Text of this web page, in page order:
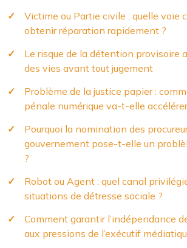
Victime ou Partie civile : quelle voie
obtenir réparation rapidement ?
Le risque de la détention provisoire
des vies avant tout jugement
Problème de la justice papier :
pénale numérique va-t-elle
Pourquoi la nomination des
gouvernement pose-t-elle un
?
Robot ou Agent : quel canal
situations de détresse sociale ?
Comment garantir l’indépendance
aux pressions de l’exécutif